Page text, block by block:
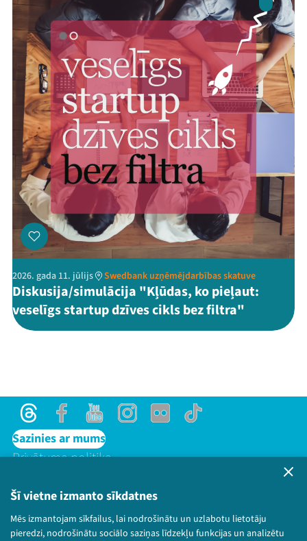
Šī vietne izmanto sīkdatnes
Mēs izmantojam sīkfailus, lai nodrošinātu un uzlabotu lietotāju
pieredzi, nodrošinātu sociālo saziņas līdzekļu funkcijas un analizētu
2026. gada 11. jūlijs Swedbank uzņēmējdarbības skatuve
Diskusija/simulācija "Kļūdas, ko pieļaut:
veselīgs startup dzīves cikls bez filtra"
ThreadsFacebookYoutubeInstagram
Flick TikTok
Sazinies ar mums
Privātuma politika
Bērnu aizsardzības politika
© 2026 Sarunu festivāls LAMPA Visas tiesības
paturētas.